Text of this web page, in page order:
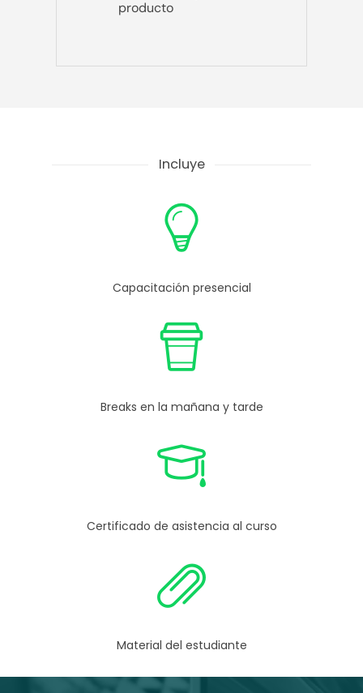
producto
Incluye
Capacitación presencial
Breaks en la mañana y tarde
Certificado de asistencia al curso
Material del estudiante